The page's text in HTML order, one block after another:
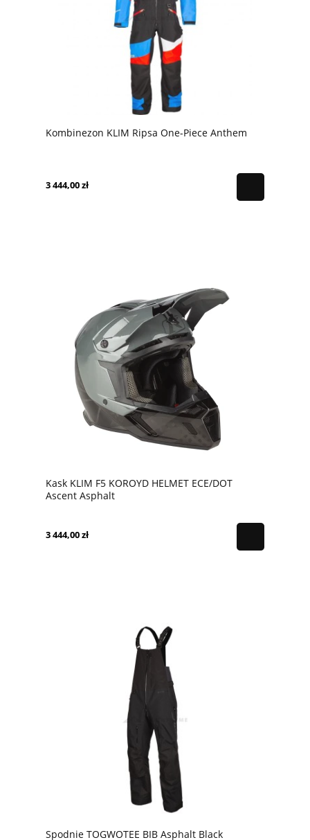
Kombinezon KLIM Ripsa One-Piece Anthem
3 444,00 zł
Kask KLIM F5 KOROYD HELMET ECE/DOT
Ascent Asphalt
3 444,00 zł
Spodnie TOGWOTEE BIB Asphalt Black